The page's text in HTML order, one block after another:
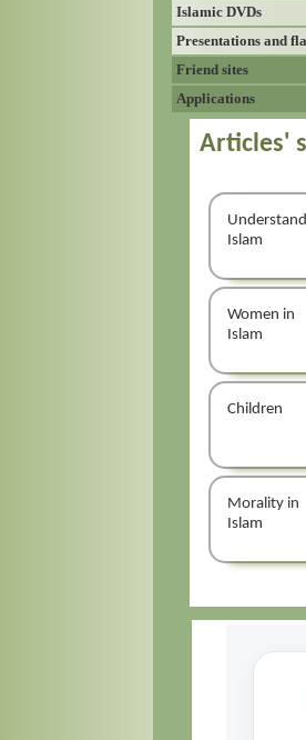
Islamic DVDs
Presentations and
Friend sites
Applications
Articles'
Islam
Women in
Islam
Children
Morality in
Islam